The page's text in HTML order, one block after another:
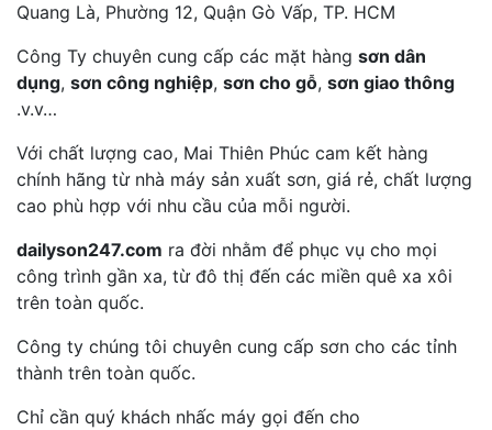
Quang Là, Phường 12, Quận Gò Vấp, TP. HCM
Công Ty chuyên cung cấp các mặt hàng sơn dân
dụng, sơn công nghiệp, sơn cho gỗ, sơn giao thông
.v.v…
Với chất lượng cao, Mai Thiên Phúc cam kết hàng
chính hãng từ nhà máy sản xuất sơn, giá rẻ, chất lượng
cao phù hợp với nhu cầu của mỗi người.
dailyson247.com ra đời nhằm để phục vụ cho mọi
công trình gần xa, từ đô thị đến các miền quê xa xôi
trên toàn quốc.
Công ty chúng tôi chuyên cung cấp sơn cho các tỉnh
thành trên toàn quốc.
Chỉ cần quý khách nhấc máy gọi đến cho